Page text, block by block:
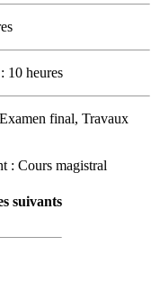
10 heures
final, Travaux
: Cours magistral
suivants